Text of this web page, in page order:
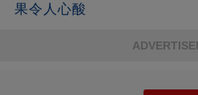
果令人心酸